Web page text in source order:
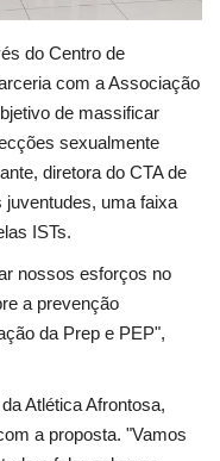
do Centro de
com a Associação
de massificar
sexualmente
diretora do CTA de
juventudes, uma faixa
ISTs.
nossos esforços no
a prevenção
da Prep e PEP",
Atlética Afrontosa,
a proposta. "Vamos